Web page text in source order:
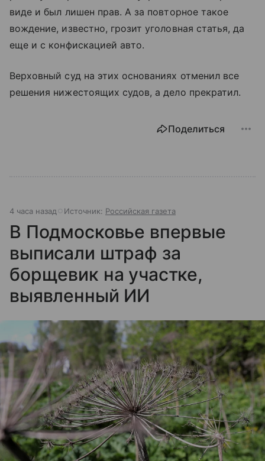
виде и был лишен прав. А за повторное такое
вождение, известно, грозит уголовная статья, да
еще и с конфискацией авто.
Верховный суд на этих основаниях отменил все
решения нижестоящих судов, а дело прекратил.
Поделиться
4 часа назад Источник: Российская газета
В Подмосковье впервые
выписали штраф за
борщевик на участке,
выявленный ИИ